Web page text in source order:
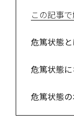
この記事
危篤状態と
危篤状態
危篤状態